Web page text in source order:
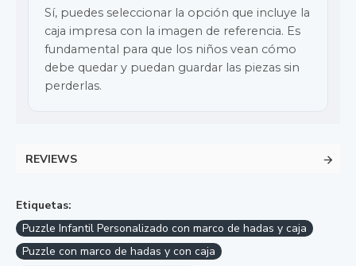
Sí, puedes seleccionar la opción que incluye la
caja impresa con la imagen de referencia. Es
fundamental para que los niños vean cómo
debe quedar y puedan guardar las piezas sin
perderlas.
REVIEWS
Etiquetas:
Puzzle Infantil Personalizado con marco de hadas y caja
Puzzle con marco de hadas y con caja